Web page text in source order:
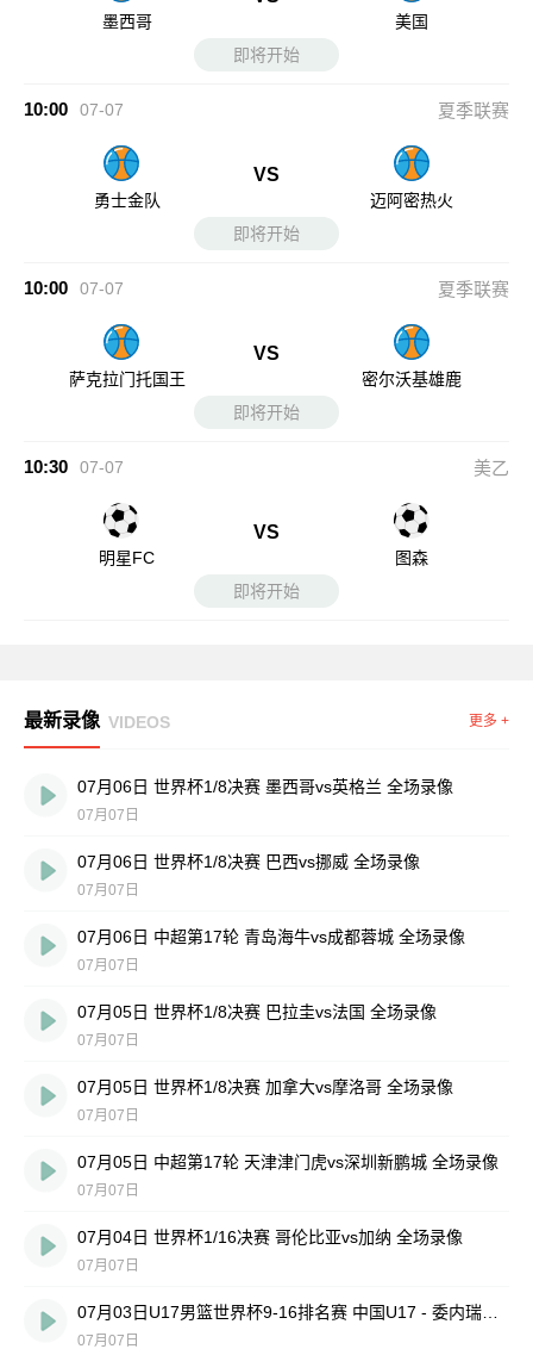
墨西哥
美国
即将开始
10:00 07-07 夏季联赛
勇士金队
VS
迈阿密热火
即将开始
10:00 07-07 夏季联赛
萨克拉门托国王
VS
密尔沃基雄鹿
即将开始
10:30 07-07 美乙
明星FC
VS
图森
即将开始
最新录像 VIDEOS 更多 +
07月06日 世界杯1/8决赛 墨西哥vs英格兰 全场录像
07月07日
07月06日 世界杯1/8决赛 巴西vs挪威 全场录像
07月07日
07月06日 中超第17轮 青岛海牛vs成都蓉城 全场录像
07月07日
07月05日 世界杯1/8决赛 巴拉圭vs法国 全场录像
07月07日
07月05日 世界杯1/8决赛 加拿大vs摩洛哥 全场录像
07月07日
07月05日 中超第17轮 天津津门虎vs深圳新鹏城 全场录像
07月07日
07月04日 世界杯1/16决赛 哥伦比亚vs加纳 全场录像
07月07日
07月07日